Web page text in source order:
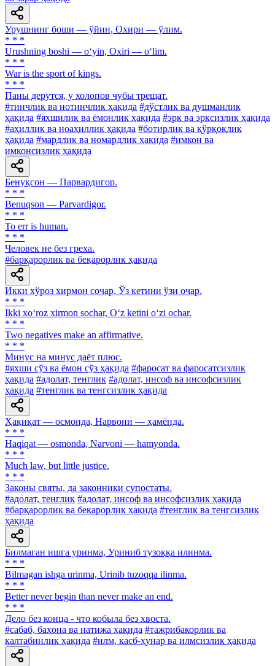
Урушнинг боши — ўйин, Охири — ўлим.
* * *
Urushning boshi — o‘yin, Oxiri — o‘lim.
* * *
War is the sport of kings.
* * *
Паны дерутся, у холопов чубы трещат.
#тинчлик ва нотинчлик ҳақида #дўстлик ва душманлик
ҳақида #яхшилик ва ёмонлик ҳақида #эрк ва эрксизлик ҳақида
#аҳиллик ва ноаҳиллик ҳақида #ботирлик ва қўрқоқлик
ҳақида #мардлик ва номардлик ҳақида #имкон ва
имконсизлик ҳақида
Бенуқсон — Парвардигор.
* * *
Benuqson — Parvardigor.
* * *
To err is human.
* * *
Человек не без греха.
#барқарорлик ва беқарорлик ҳақида
Икки хўроз хирмон сочар, Ўз кетини ўзи очар.
* * *
Ikki xo‘roz xirmon sochar, O‘z ketini o‘zi ochar.
* * *
Two negatives make an affirmative.
* * *
Минус на минус даёт плюс.
#яхши сўз ва ёмон сўз ҳақида #фаросат ва фаросатсизлик
ҳақида #адолат, тенглик #адолат, инсоф ва инсофсизлик
ҳақида #тенглик ва тенгсизлик ҳақида
Ҳақиқат — осмонда, Нарвони — ҳамёнда.
* * *
Haqiqat — osmonda, Narvoni — hamyonda.
* * *
Much law, but little justice.
* * *
Законы святы, да законники супостаты.
#адолат, тенглик #адолат, инсоф ва инсофсизлик ҳақида
#барқарорлик ва беқарорлик ҳақида #тенглик ва тенгсизлик
ҳақида
Билмаган ишга уринма, Уриниб тузоққа илинма.
* * *
Bilmagan ishga urinma, Urinib tuzoqqa ilinma.
* * *
Better never begin than never make an end.
* * *
Дело без конца - что кобыла без хвоста.
#сабаб, баҳона ва натижа ҳақида #тажрибакорлик ва
калтабинлик ҳақида #илм, касб-ҳунар ва илмсизлик ҳақида